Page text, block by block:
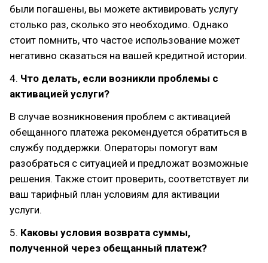
были погашены, вы можете активировать услугу
столько раз, сколько это необходимо. Однако
стоит помнить, что частое использование может
негативно сказаться на вашей кредитной истории.
4. Что делать, если возникли проблемы с
активацией услуги?
В случае возникновения проблем с активацией
обещанного платежа рекомендуется обратиться в
службу поддержки. Операторы помогут вам
разобраться с ситуацией и предложат возможные
решения. Также стоит проверить, соответствует ли
ваш тарифный план условиям для активации
услуги.
5. Каковы условия возврата суммы,
полученной через обещанный платеж?